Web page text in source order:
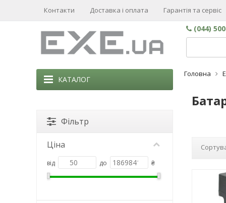
Контакти Доставка і оплата Гарантія та сервіс
(044)
КАТАЛОГ
Головна
Фільтр
Ціна
від до ₴